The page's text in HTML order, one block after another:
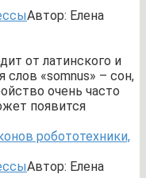
Автор: Елена
от латинского и
слов «somnus» – сон,
очень часто
появится
робототехники,
Автор: Елена